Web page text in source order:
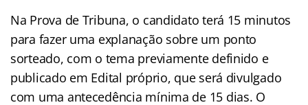
Na Prova de Tribuna, o candidato terá 15 minutos
para fazer uma explanação sobre um ponto
sorteado, com o tema previamente definido e
publicado em Edital próprio, que será divulgado
com uma antecedência mínima de 15 dias. O